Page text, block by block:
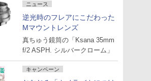
ニュース
逆光時のフレアにこだわった
Mマウントレンズ
真ちゅう鏡筒の「Ksana 35mm
f/2 ASPH. シルバークローム」
キャンペーン